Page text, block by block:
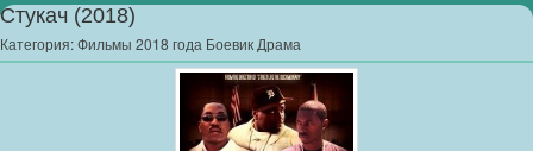
Стукач (2018)
Категория:Фильмы 2018 года Боевик Драма